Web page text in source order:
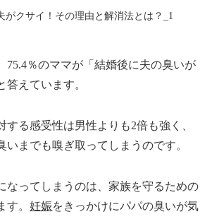
75.4％のママが「結婚後に夫の臭いが
答えています。
する感受性は男性よりも2倍も強く、
いまでも嗅ぎ取ってしまうのです。
なってしまうのは、家族を守るための
す。妊娠をきっかけにパパの臭いが気